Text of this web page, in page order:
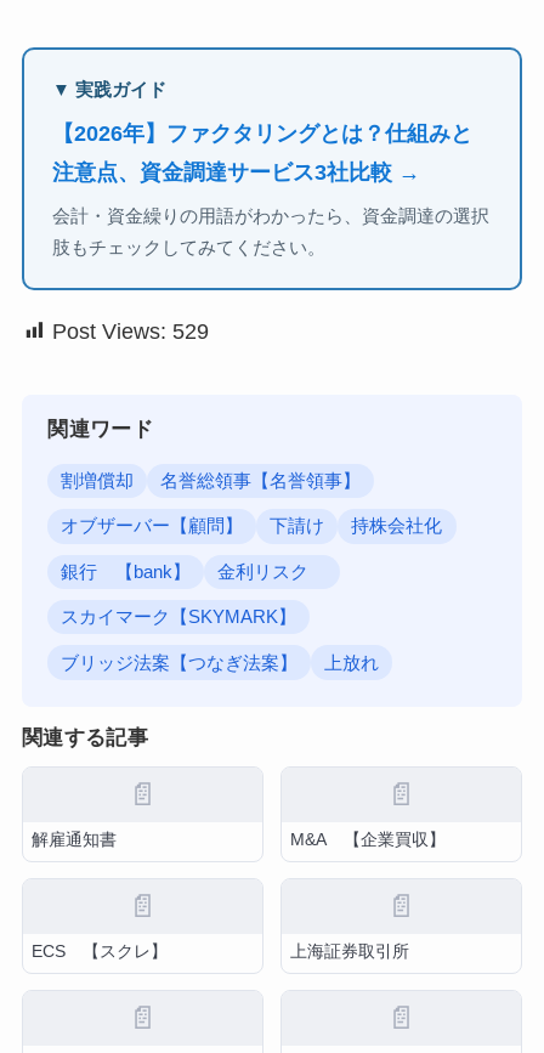
▼ 実践ガイド
【2026年】ファクタリングとは？仕組みと
注意点、資金調達サービス3社比較 →
会計・資金繰りの用語がわかったら、資金調達の選択
肢もチェックしてみてください。
Post Views: 529
関連ワード
割増償却 名誉総領事【名誉領事】
オブザーバー【顧問】 下請け 持株会社化
銀行 【bank】 金利リスク
スカイマーク【SKYMARK】
ブリッジ法案【つなぎ法案】 上放れ
関連する記事
📄
解雇通知書
📄
M&A 【企業買収】
📄
ECS 【スクレ】
📄
上海証券取引所
📄 📄